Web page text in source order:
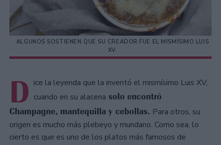
ALGUNOS SOSTIENEN QUE SU CREADOR FUE EL MISMÍSIMO LUIS
XV.
D ice la leyenda que la inventó el mismísimo Luis XV,
cuando en su alacena solo encontró
Champagne, mantequilla y cebollas. Para otros, su
origen es mucho más plebeyo y mundano. Como sea, lo
cierto es que es uno de los platos más famosos de